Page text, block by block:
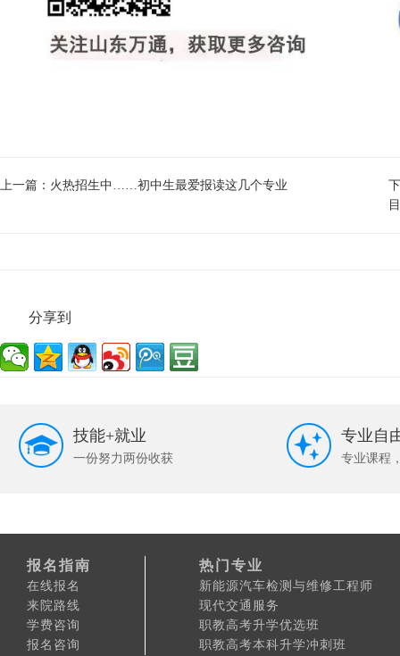
上一篇： 火热招生中……初中生最爱报读这几个专业
目
分享到
技能+就业
一份努力两份收获
专业自
专业课程
报名指南
在线报名
来院路线
学费咨询
报名咨询
热门专业
新能源汽车检测与维修工程师
现代交通服务
职教高考升学优选班
职教高考本科升学冲刺班